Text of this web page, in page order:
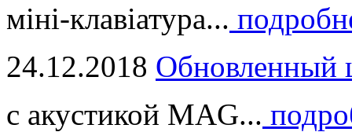
міні-клавіатура...
24.12.2018 Обновленный
с акустикой MAG...